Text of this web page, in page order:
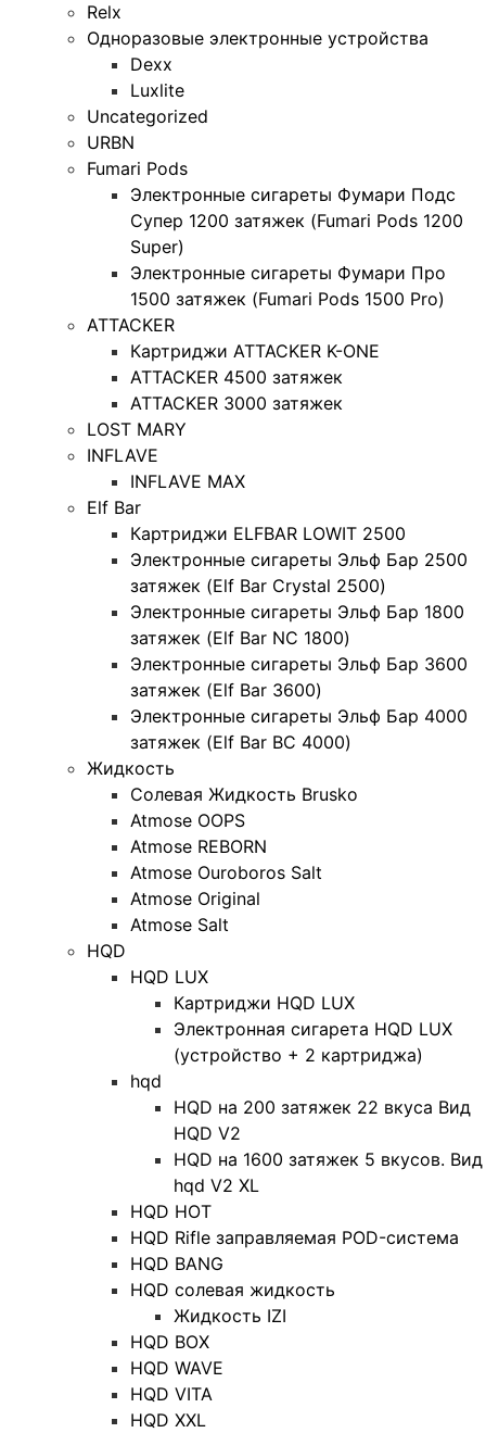
Relx
Одноразовые электронные устройства
Dexx
Luxlite
Uncategorized
URBN
Fumari Pods
Электронные сигареты Фумари Подс
Супер 1200 затяжек (Fumari Pods 1200
Super)
Электронные сигареты Фумари Про
1500 затяжек (Fumari Pods 1500 Pro)
ATTACKER
Картриджи ATTACKER K-ONE
ATTACKER 4500 затяжек
ATTACKER 3000 затяжек
LOST MARY
INFLAVE
INFLAVE MAX
Elf Bar
Картриджи ELFBAR LOWIT 2500
Электронные сигареты Эльф Бар 2500
затяжек (Elf Bar Crystal 2500)
Электронные сигареты Эльф Бар 1800
затяжек (Elf Bar NC 1800)
Электронные сигареты Эльф Бар 3600
затяжек (Elf Bar 3600)
Электронные сигареты Эльф Бар 4000
затяжек (Elf Bar BC 4000)
Жидкость
Солевая Жидкость Brusko
Atmose OOPS
Atmose REBORN
Atmose Ouroboros Salt
Atmose Original
Atmose Salt
HQD
HQD LUX
Картриджи HQD LUX
Электронная сигарета HQD LUX
(устройство + 2 картриджа)
hqd
HQD на 200 затяжек 22 вкуса Вид
HQD V2
HQD на 1600 затяжек 5 вкусов. Вид
hqd V2 XL
HQD HOT
HQD Rifle заправляемая POD-система
HQD BANG
HQD солевая жидкость
Жидкость IZI
HQD BOX
HQD WAVE
HQD VITA
HQD XXL